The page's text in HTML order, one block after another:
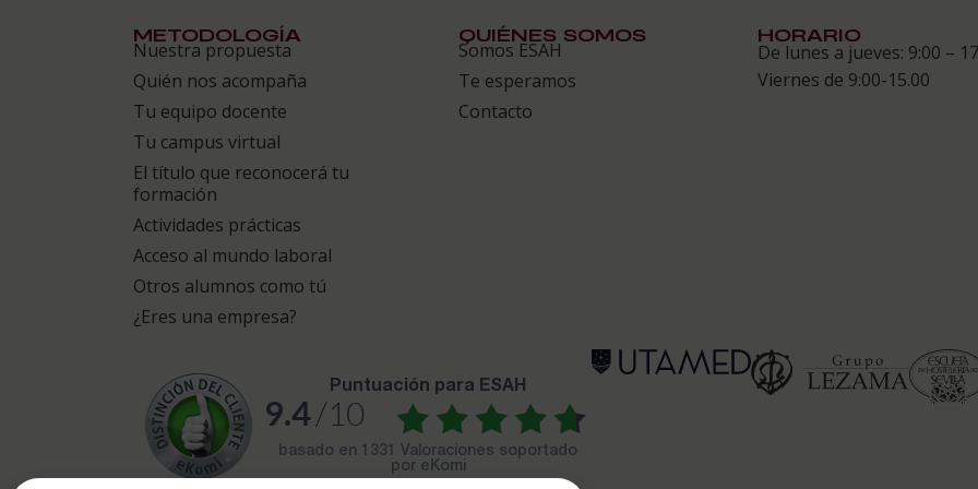
METODOLOGÍA
Nuestra propuesta
Quién nos acompaña
Tu equipo docente
Tu campus virtual
El título que reconocerá tu
formación
Actividades prácticas
Acceso al mundo laboral
Otros alumnos como tú
¿Eres una empresa?
QUIÉNES SOMOS
Somos ESAH
Te esperamos
Contacto
HORARIO
De lunes a jueves: 9:00 –
Viernes de 9:00-15.00
puntuación para ESAH
9.4/10
basado en 1331 Valoraciones soportado
por eKomi